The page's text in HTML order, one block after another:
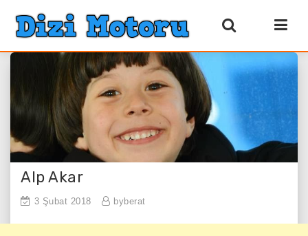
Alp Akar
3 Şubat 2018 byberat